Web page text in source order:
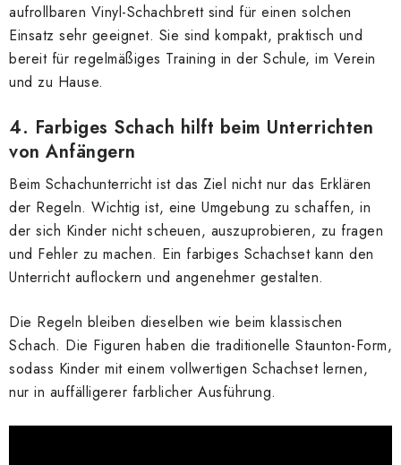
aufrollbaren Vinyl-Schachbrett sind für einen solchen
Einsatz sehr geeignet. Sie sind kompakt, praktisch und
bereit für regelmäßiges Training in der Schule, im Verein
und zu Hause.
4. Farbiges Schach hilft beim Unterrichten
von Anfängern
Beim Schachunterricht ist das Ziel nicht nur das Erklären
der Regeln. Wichtig ist, eine Umgebung zu schaffen, in
der sich Kinder nicht scheuen, auszuprobieren, zu fragen
und Fehler zu machen. Ein farbiges Schachset kann den
Unterricht auflockern und angenehmer gestalten.
Die Regeln bleiben dieselben wie beim klassischen
Schach. Die Figuren haben die traditionelle Staunton-Form,
sodass Kinder mit einem vollwertigen Schachset lernen,
nur in auffälligerer farblicher Ausführung.